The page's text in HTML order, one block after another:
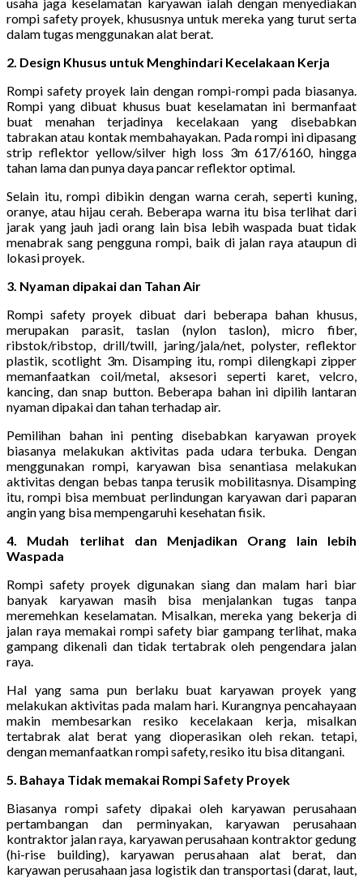
rompi safety proyek, khususnya untuk mereka yang turut serta
dalam tugas menggunakan alat berat.
2. Design Khusus untuk Menghindari Kecelakaan Kerja
Rompi safety proyek lain dengan rompi-rompi pada biasanya.
Rompi yang dibuat khusus buat keselamatan ini bermanfaat
buat menahan terjadinya kecelakaan yang disebabkan
tabrakan atau kontak membahayakan. Pada rompi ini dipasang
strip reflektor yellow/silver high loss 3m 617/6160, hingga
tahan lama dan punya daya pancar reflektor optimal.
Selain itu, rompi dibikin dengan warna cerah, seperti kuning,
oranye, atau hijau cerah. Beberapa warna itu bisa terlihat dari
jarak yang jauh jadi orang lain bisa lebih waspada buat tidak
menabrak sang pengguna rompi, baik di jalan raya ataupun di
lokasi proyek.
3. Nyaman dipakai dan Tahan Air
Rompi safety proyek dibuat dari beberapa bahan khusus,
merupakan parasit, taslan (nylon taslon), micro fiber,
ribstok/ribstop, drill/twill, jaring/jala/net, polyster, reflektor
plastik, scotlight 3m. Disamping itu, rompi dilengkapi zipper
memanfaatkan coil/metal, aksesori seperti karet, velcro,
kancing, dan snap button. Beberapa bahan ini dipilih lantaran
nyaman dipakai dan tahan terhadap air.
Pemilihan bahan ini penting disebabkan karyawan proyek
biasanya melakukan aktivitas pada udara terbuka. Dengan
menggunakan rompi, karyawan bisa senantiasa melakukan
aktivitas dengan bebas tanpa terusik mobilitasnya. Disamping
itu, rompi bisa membuat perlindungan karyawan dari paparan
angin yang bisa mempengaruhi kesehatan fisik.
4. Mudah terlihat dan Menjadikan Orang lain lebih
Waspada
Rompi safety proyek digunakan siang dan malam hari biar
banyak karyawan masih bisa menjalankan tugas tanpa
meremehkan keselamatan. Misalkan, mereka yang bekerja di
jalan raya memakai rompi safety biar gampang terlihat, maka
gampang dikenali dan tidak tertabrak oleh pengendara jalan
raya.
Hal yang sama pun berlaku buat karyawan proyek yang
melakukan aktivitas pada malam hari. Kurangnya pencahayaan
makin membesarkan resiko kecelakaan kerja, misalkan
tertabrak alat berat yang dioperasikan oleh rekan. tetapi,
dengan memanfaatkan rompi safety, resiko itu bisa ditangani.
5. Bahaya Tidak memakai Rompi Safety Proyek
Biasanya rompi safety dipakai oleh karyawan perusahaan
pertambangan dan perminyakan, karyawan perusahaan
kontraktor jalan raya, karyawan perusahaan kontraktor gedung
(hi-rise building), karyawan perusahaan alat berat, dan
karyawan perusahaan jasa logistik dan transportasi (darat, laut,